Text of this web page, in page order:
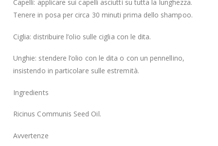
Capelli: applicare sui capelli asciutti su tutta la lunghezza.
Tenere in posa per circa 30 minuti prima dello shampoo.
Ciglia: distribuire l’olio sulle ciglia con le dita.
Unghie: stendere l’olio con le dita o con un pennellino,
insistendo in particolare sulle estremità.
Ingredients
Ricinus Communis Seed Oil.
Avvertenze